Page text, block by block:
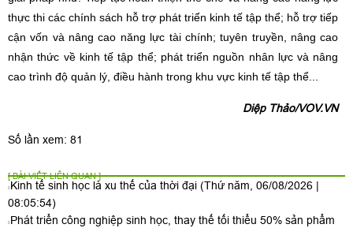
thực thi các chính sách hỗ trợ phát triển kinh tế tập thể; hỗ trợ tiếp
cận vốn và nâng cao năng lực tài chính; tuyên truyền, nâng cao
nhận thức về kinh tế tập thể; phát triển nguồn nhân lực và nâng
cao trình độ quản lý, điều hành trong khu vực kinh tế tập thể...
Diệp Thảo/VOV.VN
Số lần xem: 81
[ BÀI VIẾT LIÊN QUAN ]
Kinh tế sinh học là xu thế của thời đại (Thứ năm, 06/08/2026 |
08:05:54)
Phát triển công nghiệp sinh học, thay thế tối thiểu 50% sản phẩm